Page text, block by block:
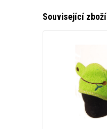
Související zboží